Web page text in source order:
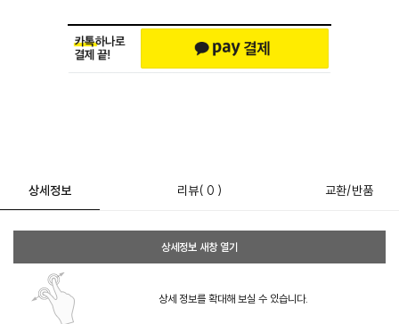
상세정보 리뷰( 0 ) 교환/반품
상세정보 새창 열기
상세 정보를 확대해 보실 수 있습니다.